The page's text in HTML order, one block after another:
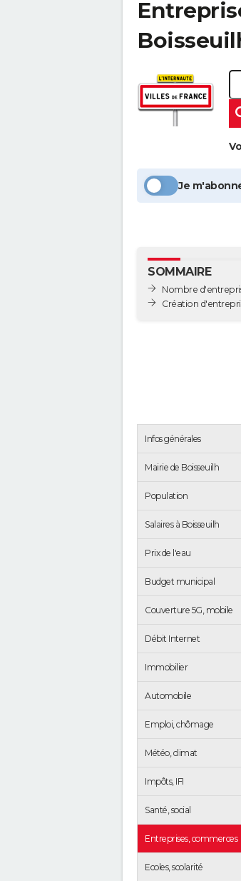
Je
SOMMAIRE
Nombre
Création
Infos générales
Mairie de Boisseuilh
Population
Salaires à Boisseuilh
Prix de l'eau
Budget municipal
Couverture 5G, mobile
Débit Internet
Immobilier
Automobile
Emploi, chômage
Météo, climat
Impôts, IFI
Santé, social
Entreprises, commerces
Ecoles, scolarité